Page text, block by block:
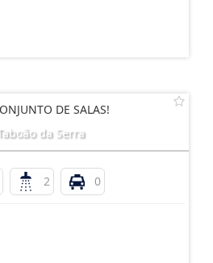
DE SALAS!
da Serra
2 0